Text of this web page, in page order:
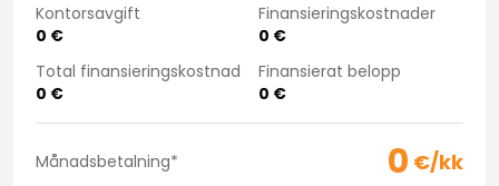
Administration
Inköpsteam
Kontakta oss
Rekrytering
Faktureringsinformation
För media
Kontorsavgift
0 €
Finansieringskostnader
0 €
Total finansieringskostnad
0 €
Finansierat belopp
0 €
Månadsbetalning* 0 €/kk